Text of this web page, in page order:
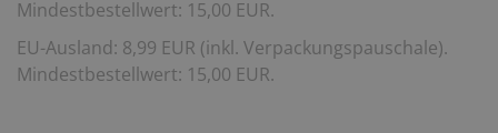
Mindestbestellwert: 15,00 EUR.
EU-Ausland: 8,99 EUR (inkl. Verpackungspauschale).
Mindestbestellwert: 15,00 EUR.